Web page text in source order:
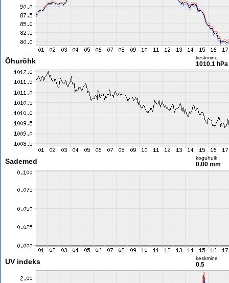
Õhurõhk keskmine
1010.1 hPa
Sademed koguhulk
0.00 mm
UV indeks keskmine
0.5